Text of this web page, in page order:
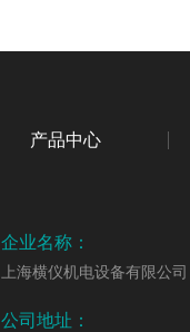
产品中心
企业名称：
上海横仪机电设备有限公司
公司地址：